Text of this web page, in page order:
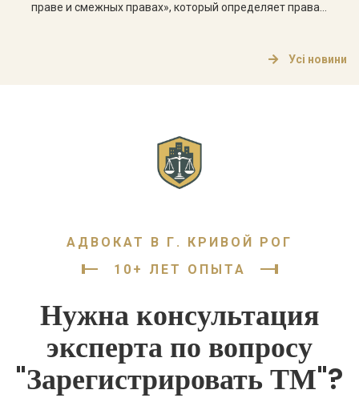
праве и смежных правах», который определяет права
Авторское право – это совокупность прав, которые
Усі новини
АДВОКАТ В Г. КРИВОЙ РОГ
10+ ЛЕТ ОПЫТА
Нужна консультация
эксперта по вопросу
"Зарегистрировать ТМ"?